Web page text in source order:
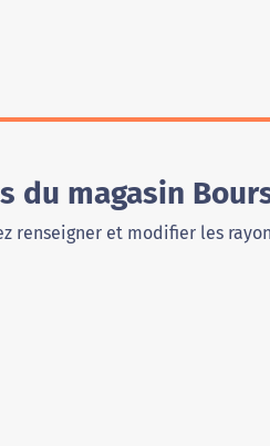
du magasin
renseigner et modifier les